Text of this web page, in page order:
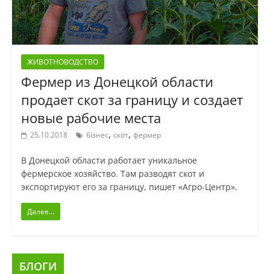
ЖИВОТНОВОДСТВО
Фермер из Донецкой области
продает скот за границу и создает
новые рабочие места
25.10.2018 бізнес, скот, фермер
В Донецкой области работает уникальное
фермерское хозяйство. Там разводят скот и
экспортируют его за границу, пишет «Агро-Центр».
Далее...
БЛОГИ